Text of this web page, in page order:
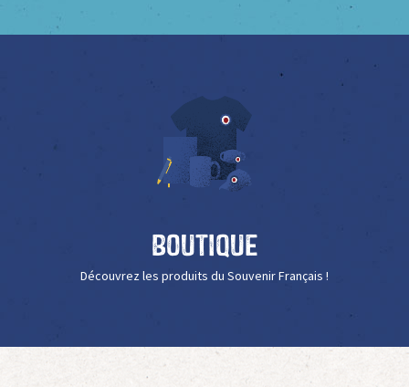
Boutique
Découvrez les produits du Souvenir Français !